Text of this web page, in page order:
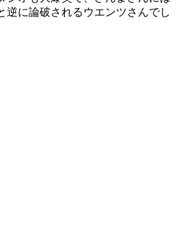
逆に論破されるウエンツさんでし